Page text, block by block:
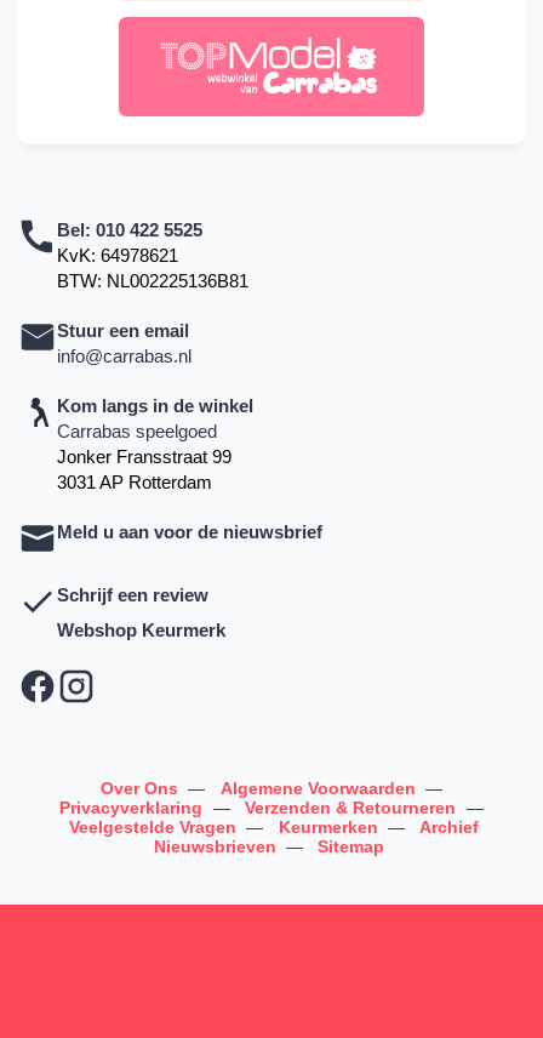
Bel: 010 422 5525
KvK: 64978621
BTW: NL002225136B81
Stuur een email
info@carrabas.nl
Kom langs in de winkel
Carrabas speelgoed
Jonker Fransstraat 99
3031 AP Rotterdam
Meld u aan voor de nieuwsbrief
Schrijf een review
Webshop Keurmerk
Over Ons — Algemene Voorwaarden —
Privacyverklaring
— Verzenden & Retourneren
—
Veelgestelde Vragen — Keurmerken —
Archief
Nieuwsbrieven — Sitemap